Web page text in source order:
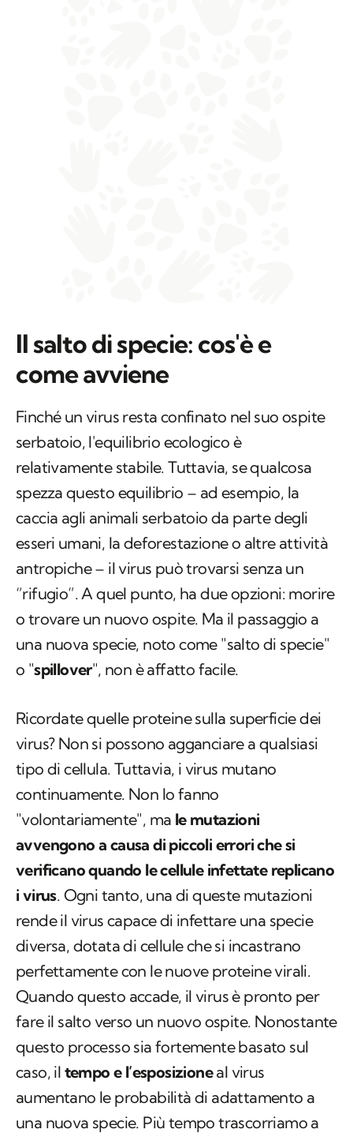
Il salto di specie: cos'è e
come avviene
Finché un virus resta confinato nel suo ospite
serbatoio, l'equilibrio ecologico è
relativamente stabile. Tuttavia, se qualcosa
spezza questo equilibrio – ad esempio, la
caccia agli animali serbatoio da parte degli
esseri umani, la deforestazione o altre attività
antropiche – il virus può trovarsi senza un
“rifugio”. A quel punto, ha due opzioni: morire
o trovare un nuovo ospite. Ma il passaggio a
una nuova specie, noto come "salto di specie"
o "spillover", non è affatto facile.
Ricordate quelle proteine sulla superficie dei
virus? Non si possono agganciare a qualsiasi
tipo di cellula. Tuttavia, i virus mutano
continuamente. Non lo fanno
"volontariamente", ma le mutazioni
avvengono a causa di piccoli errori che si
verificano quando le cellule infettate replicano
i virus. Ogni tanto, una di queste mutazioni
rende il virus capace di infettare una specie
diversa, dotata di cellule che si incastrano
perfettamente con le nuove proteine virali.
Quando questo accade, il virus è pronto per
fare il salto verso un nuovo ospite. Nonostante
questo processo sia fortemente basato sul
caso, il tempo e l’esposizioneal virus
aumentano le probabilità di adattamento a
una nuova specie. Più tempo trascorriamo a